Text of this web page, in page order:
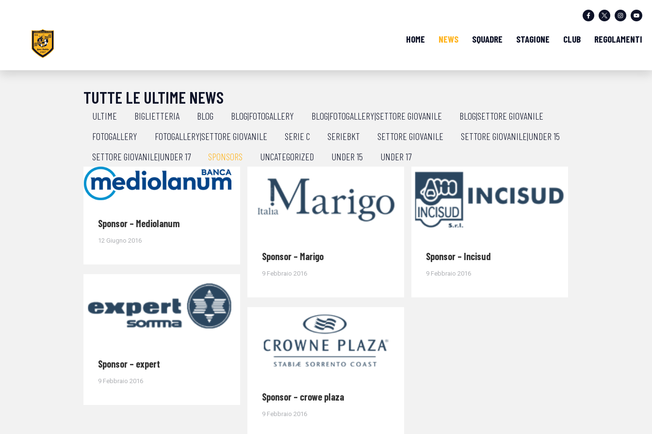
HOME NEWS SQUADRE STAGIONE CLUB REGOLAMENTI
TUTTE LE ULTIME NEWS
ULTIME BIGLIETTERIA BLOG BLOG|FOTOGALLERY BLOG|FOTOGALLERY|SETTORE GIOVANILE
BLOG|SETTORE GIOVANILE
FOTOGALLERY
FOTOGALLERY|SETTORE GIOVANILE SERIE C SERIEBKT SETTORE GIOVANILE
SETTORE GIOVANILE|UNDER 15
SETTORE GIOVANILE|UNDER 17
SPONSORS UNCATEGORIZED UNDER 15 UNDER 17
Sponsor – Mediolanum
12 Giugno 2016
Sponsor – Marigo
9 Febbraio 2016
Sponsor – Incisud
9 Febbraio 2016
Sponsor – expert
9 Febbraio 2016
Sponsor – crowe plaza
9 Febbraio 2016